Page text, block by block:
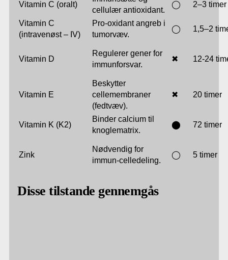
Vitamin C (oralt)
cellulær antioxidant.
◯ 2–3 timer
Vitamin C
(intravenøst – IV)
Pro-oxidant angreb i
tumorvæv.
◯ 1,5–2
Vitamin D
Regulerer gener for
immunforsvar.
✖ 12-24
Vitamin E
Beskytter
cellemembraner
(fedtvæv).
✖ 20 timer
Vitamin K (K2)
Binder calcium til
knoglematrix.
⬤ 72 timer
Zink
Nødvendig for
immun-celledeling.
◯ 5 timer
Disse tilstande gennemgås